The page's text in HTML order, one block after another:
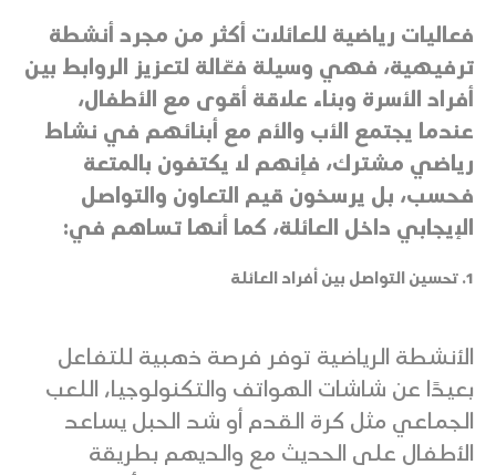
فعاليات رياضية للعائلات أكثر من مجرد أنشطة
ترفيهية، فهي وسيلة فعّالة لتعزيز الروابط بين
أفراد الأسرة وبناء علاقة أقوى مع الأطفال،
عندما يجتمع الأب والأم مع أبنائهم في نشاط
رياضي مشترك، فإنهم لا يكتفون بالمتعة
فحسب، بل يرسخون قيم التعاون والتواصل
الإيجابي داخل العائلة، كما أنها تساهم في:
1. تحسين التواصل بين أفراد العائلة
الأنشطة الرياضية توفر فرصة ذهبية للتفاعل
بعيدًا عن شاشات الهواتف والتكنولوجيا، اللعب
الجماعي مثل كرة القدم أو شد الحبل يساعد
الأطفال على الحديث مع والديهم بطريقة